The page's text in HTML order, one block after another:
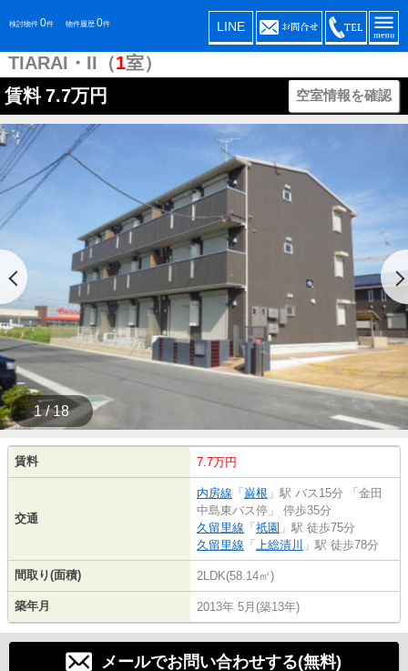
検討物件 0件 物件履歴 0件 LINE
TIARAI・II（1室）
賃料 7.7万円 空室情報を確認
1 / 18
賃料 7.7万円
交通
内房線 「 巌根 」駅 バス15分 「金田
中島東バス停」 停歩35分
久留里線 「 祇園 」駅 徒歩75分
久留里線 「 上総清川 」駅 徒歩78分
間取り(面積) 2LDK(58.14㎡)
築年月 2013年 5月(築13年)
メールでお問い合わせする(無料)